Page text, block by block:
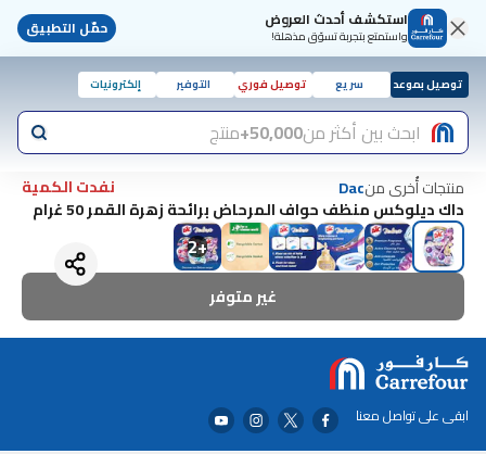
استكشف أحدث العروض
واستمتع بتجربة تسوّق مذهلة! حمّل التطبيق
توصيل بموعد سريع توصيل فوري التوفير إلكترونيات
ابحث بين أكثر من50,000+ منتج
منتجات أُخرى منDac
نفدت الكمية
داك ديلوكس منظف حواف المرحاض برائحة زهرة القمر 50 غرام
+
2
غير متوفر
ابقى على تواصل معنا